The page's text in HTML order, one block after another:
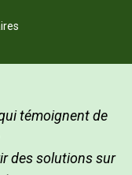
témoignent de
des solutions sur